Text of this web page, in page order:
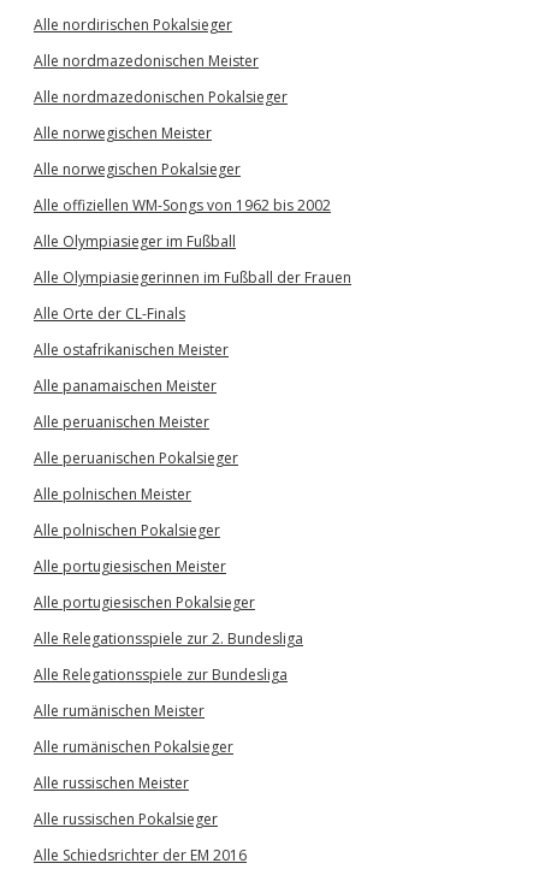
Alle nordirischen Pokalsieger
Alle nordmazedonischen Meister
Alle nordmazedonischen Pokalsieger
Alle norwegischen Meister
Alle norwegischen Pokalsieger
Alle offiziellen WM-Songs von 1962 bis 2002
Alle Olympiasieger im Fußball
Alle Olympiasiegerinnen im Fußball der Frauen
Alle Orte der CL-Finals
Alle ostafrikanischen Meister
Alle panamaischen Meister
Alle peruanischen Meister
Alle peruanischen Pokalsieger
Alle polnischen Meister
Alle polnischen Pokalsieger
Alle portugiesischen Meister
Alle portugiesischen Pokalsieger
Alle Relegationsspiele zur 2. Bundesliga
Alle Relegationsspiele zur Bundesliga
Alle rumänischen Meister
Alle rumänischen Pokalsieger
Alle russischen Meister
Alle russischen Pokalsieger
Alle Schiedsrichter der EM 2016